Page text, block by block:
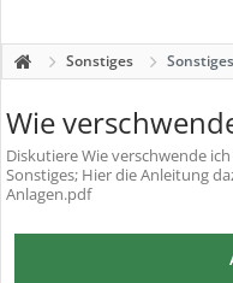
Sonstiges Sonstiges
Wie
DiskutiereWie verschwende ich
Sonstiges; Hier die Anleitung
Anlagen.pdf